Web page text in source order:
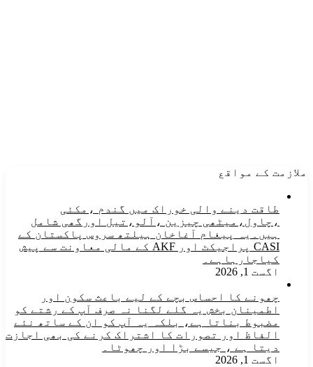
ملازمت کے مواقع
طاقت دینے والی خوراک میں گندم ،مکئی
،چاول،میٹھی چیزین ،آلو،تیل اورگھی شامل
ہیں۔یہ پیغام آغاخان ہیلتھ سروس پاکستان کے
CASI پراجیکٹ اور AKF کے مالی معاونت سے پیش
کیاجارہاہے۔
اگست 1, 2026
چھونے کا احساس بچے کے لیے باعث سکون اور
اطمینان بخش یہ گلے لگنا نہ صرف آپ کے رشتے کو
مضبوط بناتا ہے، بلکہ یہ آپ کو ان کے ساتھ نئے
الفاظ اور تصورات کا اشتراک کرنے کی بھی اجازت
دیتا ہے ، جیسے بڑا اور چھوٹا۔
اگست 1, 2026